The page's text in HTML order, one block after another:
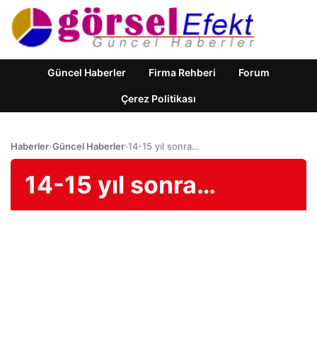
Güncel Haberler Firma Rehberi Forum
Çerez Politikası
Haberler›Güncel Haberler›14-15 yıl sonra…
14-15 yıl sonra…